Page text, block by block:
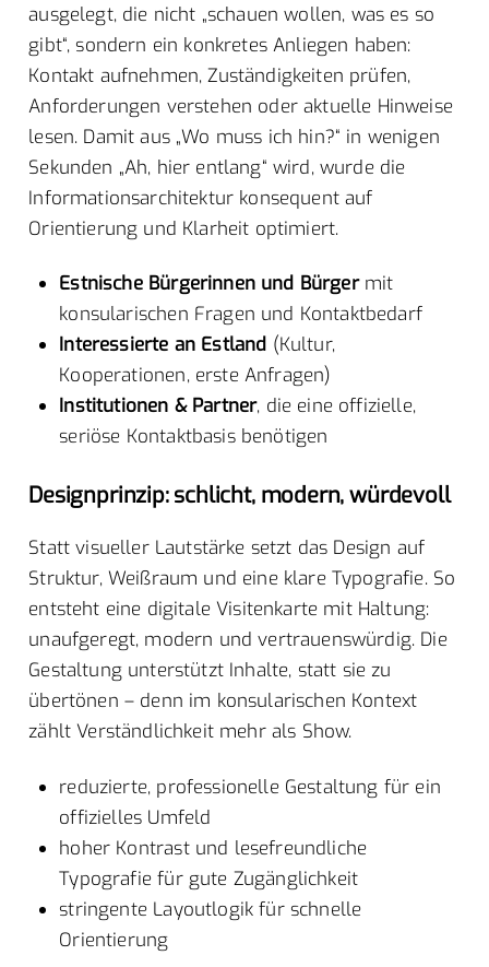
ausgelegt, die nicht „schauen wollen, was es so
gibt“, sondern ein konkretes Anliegen haben:
Kontakt aufnehmen, Zuständigkeiten prüfen,
Anforderungen verstehen oder aktuelle Hinweise
lesen. Damit aus „Wo muss ich hin?“ in wenigen
Sekunden „Ah, hier entlang“ wird, wurde die
Informationsarchitektur konsequent auf
Orientierung und Klarheit optimiert.
Estnische Bürgerinnen und Bürgermit
konsularischen Fragen und Kontaktbedarf
Interessierte an Estland (Kultur,
Kooperationen, erste Anfragen)
Institutionen & Partner, die eine offizielle,
seriöse Kontaktbasis benötigen
Designprinzip: schlicht, modern, würdevoll
Statt visueller Lautstärke setzt das Design auf
Struktur, Weißraum und eine klare Typografie. So
entsteht eine digitale Visitenkarte mit Haltung:
unaufgeregt, modern und vertrauenswürdig. Die
Gestaltung unterstützt Inhalte, statt sie zu
übertönen – denn im konsularischen Kontext
zählt Verständlichkeit mehr als Show.
reduzierte, professionelle Gestaltung für ein
offizielles Umfeld
hoher Kontrast und lesefreundliche
Typografie für gute Zugänglichkeit
stringente Layoutlogik für schnelle
Orientierung